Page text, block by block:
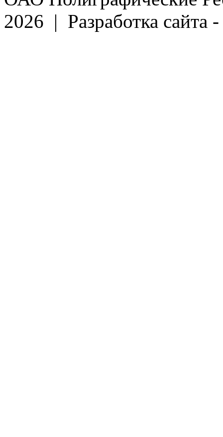
2026 | Разработка сайта